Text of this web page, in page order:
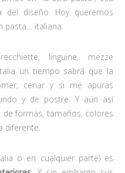
del diseño. Hoy queremos
pasta… italiana.
linguine, mezze
un tiempo sabrá que la
cenar y si me apuras
y de postre. Y aún así
de formas, tamaños, colores
diferente.
o en cualquier parte) es